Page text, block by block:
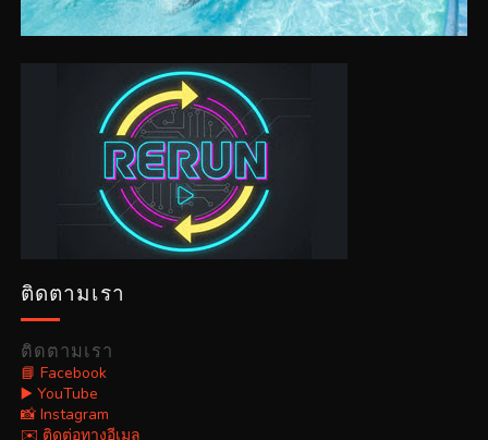
ติดตามเรา
ติดตามเรา
📘 Facebook
▶️ YouTube
📸 Instagram
✉️ ติดต่อทางอีเมล